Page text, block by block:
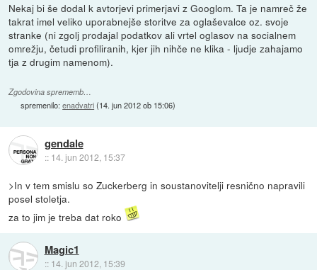
Nekaj bi še dodal k avtorjevi primerjavi z Googlom. Ta je namreč že
takrat imel veliko uporabnejše storitve za oglaševalce oz. svoje
stranke (ni zgolj prodajal podatkov ali vrtel oglasov na socialnem
omrežju, četudi profiliranih, kjer jih nihče ne klika - ljudje zahajamo
tja z drugim namenom).
Zgodovina sprememb…
spremenilo:enadvatri(14. jun 2012 ob 15:06)
gendale
:: 14. jun 2012, 15:37
>In v tem smislu so Zuckerberg in soustanovitelji resnično napravili
posel stoletja.
za to jim je treba dat roko
Magic1
:: 14. jun 2012, 15:39